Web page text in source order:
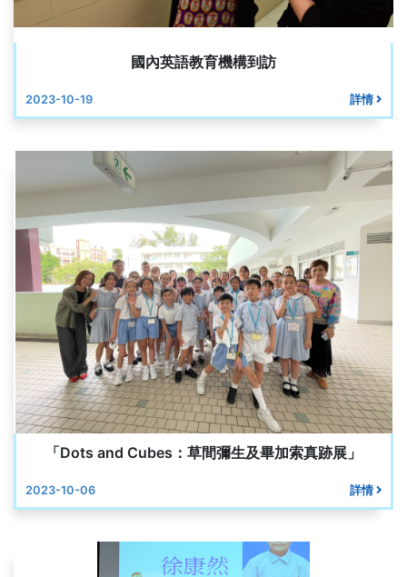
國內英語教育機構到訪
2023-10-19 詳情
「Dots and Cubes：草間彌生及畢加索真跡展」
2023-10-06 詳情